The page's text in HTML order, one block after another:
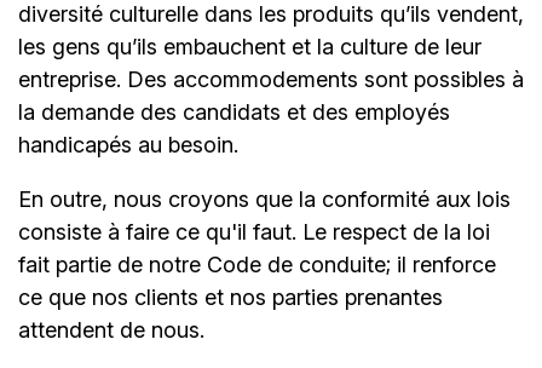
diversité culturelle dans les produits qu’ils vendent,
les gens qu’ils embauchent et la culture de leur
entreprise. Des accommodements sont possibles à
la demande des candidats et des employés
handicapés au besoin.
En outre, nous croyons que la conformité aux lois
consiste à faire ce qu'il faut. Le respect de la loi
fait partie de notre Code de conduite; il renforce
ce que nos clients et nos parties prenantes
attendent de nous.